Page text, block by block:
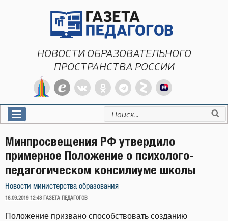
НОВОСТИ ОБРАЗОВАТЕЛЬНОГО
ПРОСТРАНСТВА РОССИИ
Искать:
Минпросвещения РФ утвердило
примерное Положение о психолого-
педагогическом консилиуме школы
Новости министерства образования
ОПУБЛИКОВАНО
16.09.2019 12:43 ГАЗЕТА ПЕДАГОГОВ
Положение призвано способствовать созданию